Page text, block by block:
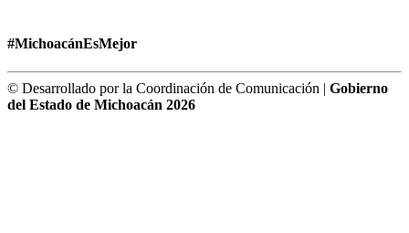
#MichoacánEsMejor
© Desarrollado por la Coordinación de Comunicación | Gobierno
del Estado de Michoacán 2026